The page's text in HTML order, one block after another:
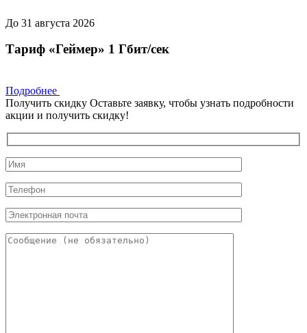
До 31 августа 2026
Тариф «Геймер» 1 Гбит/сек
Подробнее
Получить скидку Оставьте заявку, чтобы узнать подробности
акции и получить скидку!